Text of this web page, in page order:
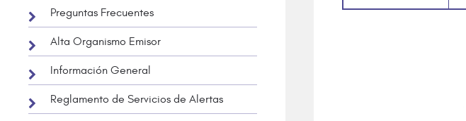
Preguntas Frecuentes
Alta Organismo Emisor
Información General
Reglamento de Servicios de Alertas